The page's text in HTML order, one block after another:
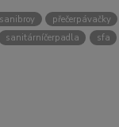
přečerpávačky
sanitárníčerpadla sfa